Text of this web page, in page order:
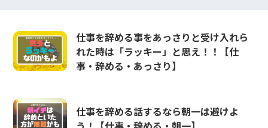
仕事を辞める事をあっさりと受け入れら
れた時は「ラッキー」と思え！！【仕
事・辞める・あっさり】
仕事を辞める話するなら朝一は避けよ